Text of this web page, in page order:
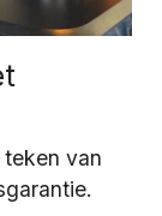
teken van